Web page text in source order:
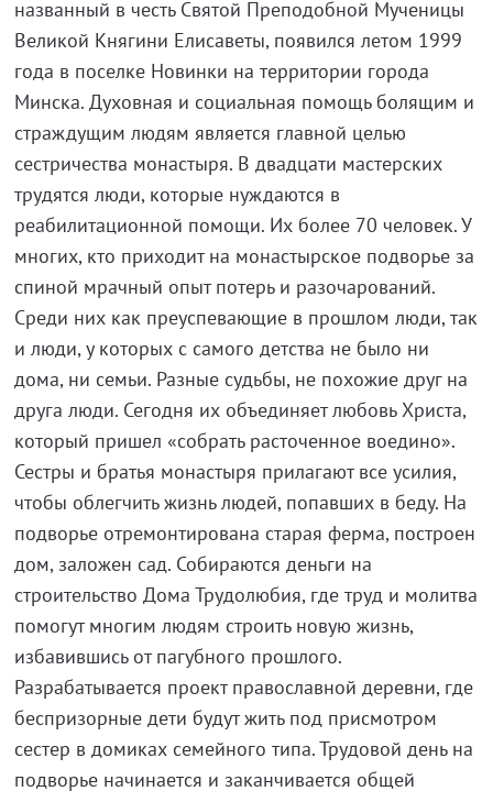
названный в честь Святой Преподобной Мученицы
Великой Княгини Елисаветы, появился летом 1999
года в поселке Новинки на территории города
Минска. Духовная и социальная помощь болящим и
страждущим людям является главной целью
сестричества монастыря. В двадцати мастерских
трудятся люди, которые нуждаются в
реабилитационной помощи. Их более 70 человек. У
многих, кто приходит на монастырское подворье за
спиной мрачный опыт потерь и разочарований.
Среди них как преуспевающие в прошлом люди, так
и люди, у которых с самого детства не было ни
дома, ни семьи. Разные судьбы, не похожие друг на
друга люди. Сегодня их объединяет любовь Христа,
который пришел «собрать расточенное воедино».
Сестры и братья монастыря прилагают все усилия,
чтобы облегчить жизнь людей, попавших в беду. На
подворье отремонтирована старая ферма, построен
дом, заложен сад. Собираются деньги на
строительство Дома Трудолюбия, где труд и молитва
помогут многим людям строить новую жизнь,
избавившись от пагубного прошлого.
Разрабатывается проект православной деревни, где
беспризорные дети будут жить под присмотром
сестер в домиках семейного типа. Трудовой день на
подворье начинается и заканчивается общей